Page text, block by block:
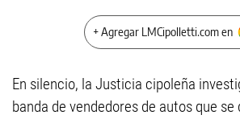
+ Agregar LMCipolletti.com en
En silencio, la Justicia cipoleña
banda de vendedores de autos que se